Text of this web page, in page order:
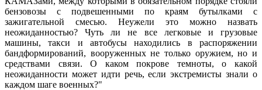
бензовозы с подвешенными по краям бутылками с
зажигательной смесью. Неужели это можно назвать
неожиданностью? Чуть ли не все легковые и грузовые
машины, такси и автобусы находились в распоряжении
бандформирований, вооруженных не только оружием, но и
средствами связи. О каком покрове темноты, о какой
неожиданности может идти речь, если экстремисты знали о
каждом шаге военных?"